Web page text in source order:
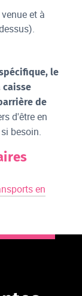
et à
le
de
d'être en
besoin.
en